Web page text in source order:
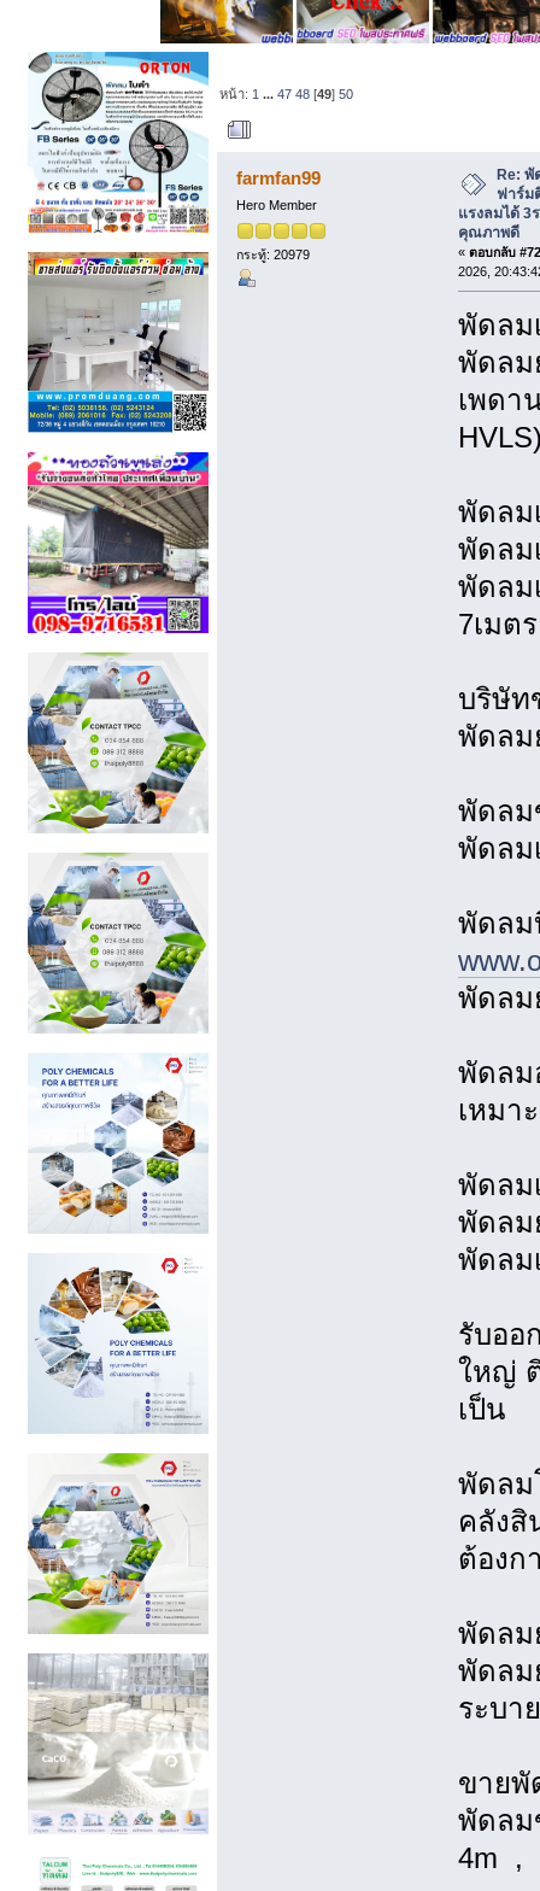
หน้า: 1 ...47 48 [49]50
แรงลมได้ 3ระดับ ราคาประหยัด คุณภา
farmfan99
Hero Member
กระทู้: 20979
Re:
ฟาร์ม
แรงลมได้ 3
คุณภาพดี
« ตอบกลับ
2026,
พัดล
พัดลม
เพดา
พัดลม
พัดลม
พัดลม
7เมตร
บริษัท
พัดลม
พัดล
พัดลม
พัดล
พัดลม
พัดลม
เหมา
พัดลม
พัดลม
พัดลม
รับออ
ใหญ่
เป็น
พัดลม
คลังสิ
ต้องก
พัดลม
พัดลม
ระบา
ขายพั
พัดล
4m ,